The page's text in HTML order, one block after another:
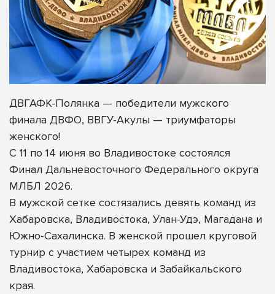
ДВГАФК-Полянка — победители мужского
финала ДВФО, ВВГУ-Акулы — триумфаторы
женского!
С 11 по 14 июня во Владивостоке состоялся
Финал Дальневосточного Федерального округа
МЛБЛ 2026.
В мужской сетке состязались девять команд из
Хабаровска, Владивостока, Улан-Удэ, Магадана и
Южно-Сахалинска. В женской прошел круговой
турнир с участием четырех команд из
Владивостока, Хабаровска и Забайкальского
края.